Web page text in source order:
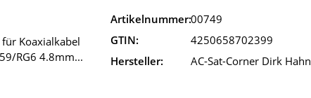
Artikelnummer:00749
GTIN:
4250658702399
Hersteller:
AC-Sat-Corner Dirk Hahn